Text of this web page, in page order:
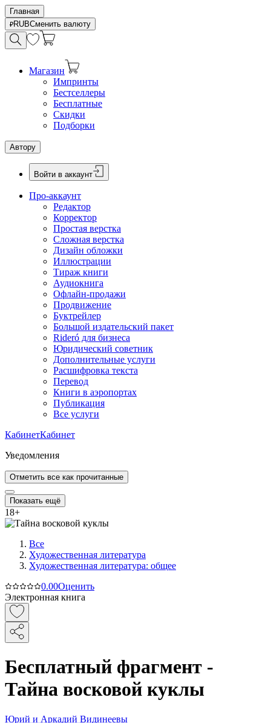
Главная
RUBСменить валюту
Магазин
Импринты
Бестселлеры
Бесплатные
Скидки
Подборки
Автору
Войти в аккаунт
Про-аккаунт
Редактор
Корректор
Простая верстка
Сложная верстка
Дизайн обложки
Иллюстрации
Тираж книги
Аудиокнига
Офлайн-продажи
Продвижение
Буктрейлер
Большой издательский пакет
Rideró для бизнеса
Юридический советник
Дополнительные услуги
Расшифровка текста
Перевод
Книги в аэропортах
Публикация
Все услуги
КабинетКабинет
Уведомления
Отметить все как прочитанные
Показать ещё
18+
Все
Художественная литература
Художественная литература: общее
0.00Оценить
Электронная книга
Бесплатный фрагмент -
Тайна восковой куклы
Юрий и Аркадий Видинеевы